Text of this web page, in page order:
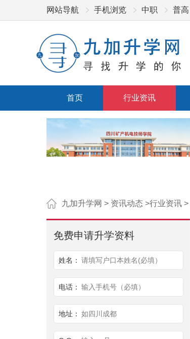
网站导航 手机浏览 中职 普高
首页 行业资讯
九加升学网 > 资讯动态 >行业资讯 >
免费申请升学资料
姓名： 请填写户口本姓名(必填）
电话： 输入手机号（必填）
地址： 如四川成都